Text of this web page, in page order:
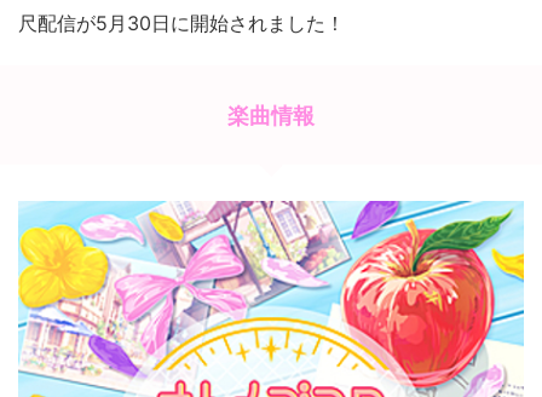
尺配信が5月30日に開始されました！
楽曲情報